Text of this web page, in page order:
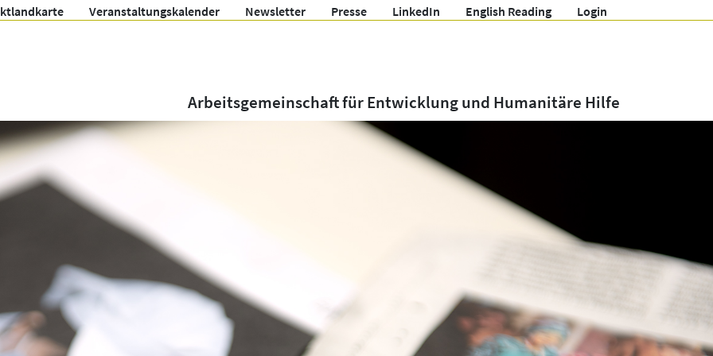
Veranstaltungskalender Newsletter Presse LinkedIn English Reading Login
Arbeitsgemeinschaft für Entwicklung und Humanitäre Hilfe